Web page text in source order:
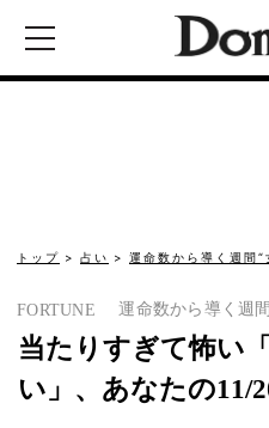
トップ 占い 運命数から導く週間“
FORTUNE 運命数から導く週
当たりすぎて怖い
い」、あなたの11/